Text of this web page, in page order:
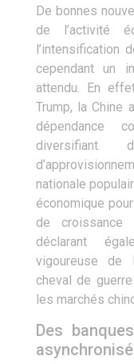
De bonnes
de l’activité
l’intensification
cependant un
attendu. En
Trump, la Chine
dépendance
diversifiant
nationale
économique
de
déclarant
vigoureuse de
cheval de
les marchés
Des